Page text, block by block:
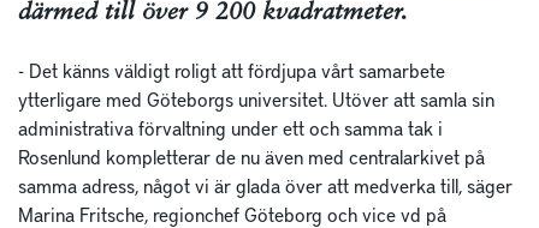
därmed till över 9 200 kvadratmeter.
- Det känns väldigt roligt att fördjupa vårt samarbete
ytterligare med Göteborgs universitet. Utöver att samla sin
administrativa förvaltning under ett och samma tak i
Rosenlund kompletterar de nu även med centralarkivet på
samma adress, något vi är glada över att medverka till, säger
Marina Fritsche, regionchef Göteborg och vice vd på